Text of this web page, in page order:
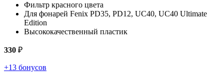
Фильтр красного цвета
Для фонарей Fenix PD35, PD12, UC40, UC40 Ultimate
Edition
Высококачественный пластик
330 ₽
+13 бонусов